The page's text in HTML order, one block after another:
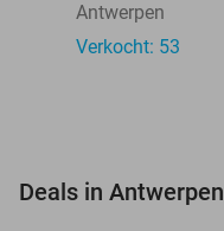
Antwerpen
Verkocht: 53
Deals in Antwerpen